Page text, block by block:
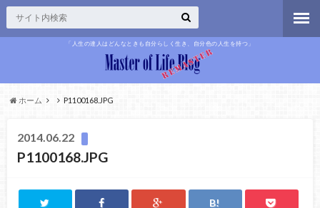
「人生の達人はどんなときも自分らしく生き、自分色の人生を持つ」
ホーム P1100168.JPG
2014.06.22
P1100168.JPG